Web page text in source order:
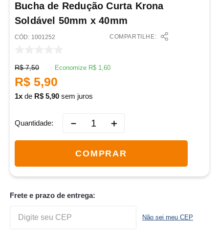
Bucha de Redução Curta Krona
Soldável 50mm x 40mm
: 1001252 COMPARTILHE:
R$ 7,50 Economize R$ 1,60
R$ 5,90
1 de R$ 5,90 sem juros
Quantidade ＋
－
COMPRAR
Frete e prazo de entrega:
Não sei meu CEP